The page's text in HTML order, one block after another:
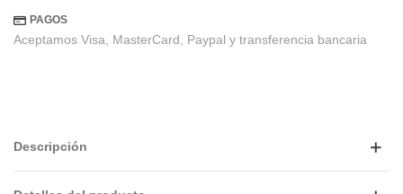
PAGOS
Aceptamos Visa, MasterCard, Paypal y transferencia bancaria
Descripción